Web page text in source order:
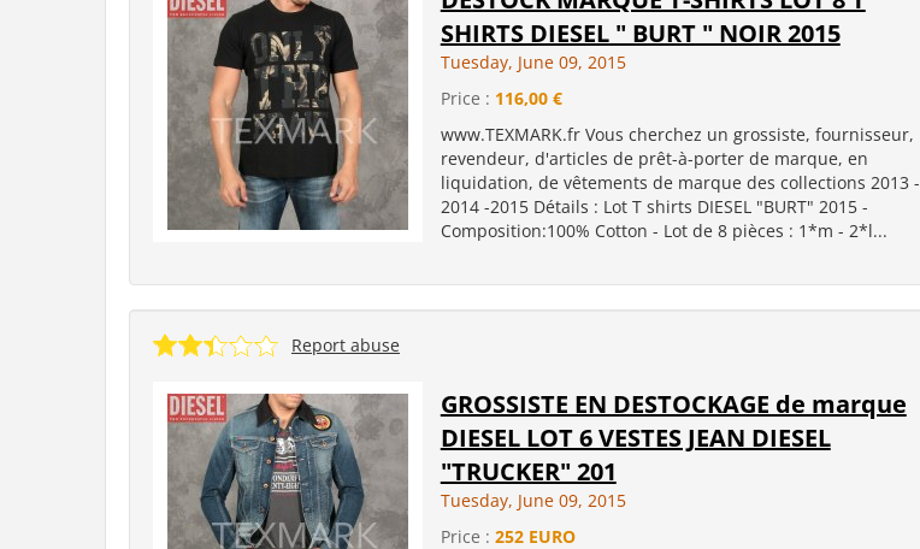
SHIRTS DIESEL " BURT " NOIR 2015
Tuesday, June 09, 2015
Price : 116,00 €
www.TEXMARK.fr Vous cherchez un grossiste, fournisseur,
revendeur, d'articles de prêt-à-porter de marque, en
liquidation, de vêtements de marque des collections 2013 -
2014 -2015 Détails : Lot T shirts DIESEL "BURT" 2015 -
Composition:100% Cotton - Lot de 8 pièces : 1*m - 2*l...
Report abuse
GROSSISTE EN DESTOCKAGE de marque
DIESEL LOT 6 VESTES JEAN DIESEL
"TRUCKER" 201
Tuesday, June 09, 2015
Price : 252 EURO